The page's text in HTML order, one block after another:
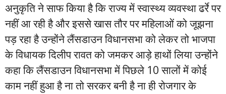
अनुकृति ने साफ किया है कि राज्य में स्वास्थ्य व्यवस्था ढर्रे पर
नहीं आ रही है और इससे खास तौर पर महिलाओं को जूझना
पड़ रहा है उन्होंने लैंसडाउन विधानसभा को लेकर तो भाजपा
के विधायक दिलीप रावत को जमकर आड़े हाथों लिया उन्होंने
कहा कि लैंसडाउन विधानसभा में पिछले 10 सालों में कोई
काम नहीं हुआ है ना तो सरकर बनी है ना ही रोजगार के